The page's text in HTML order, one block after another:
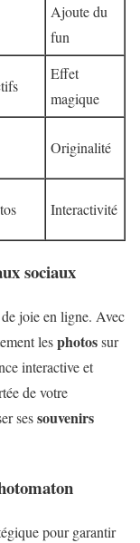
Ajoute du
fun
Effet
magique
Originalité
Interactivité
sociaux
de joie en ligne. Avec
lesphotossur
interactive et
de votre
sessouvenirs
pour garantir